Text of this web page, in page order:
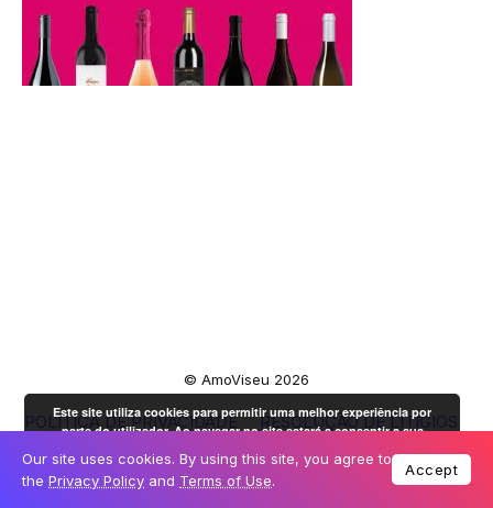
© AmoViseu 2026
POLÍTICA DE PRIVACIDADE
RESOLUÇÃO DE LITÍGIOS
Our site uses cookies. By using this site, you agree to
the Privacy Policy and Terms of Use.
Accept
Este site utiliza cookies para permitir uma melhor experiência por
parte do utilizador. Ao navegar no site estará a consentir a sua
utilização.Mais informação OK